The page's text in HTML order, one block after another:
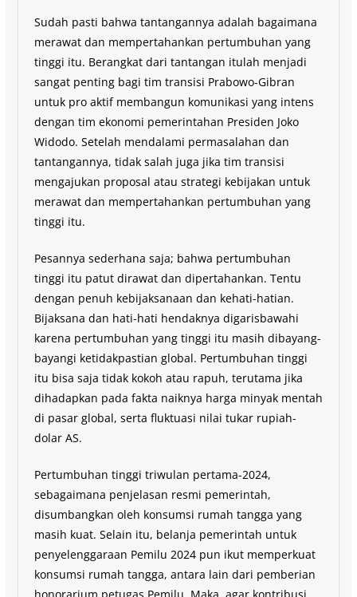
Sudah pasti bahwa tantangannya adalah bagaimana
merawat dan mempertahankan pertumbuhan yang
tinggi itu. Berangkat dari tantangan itulah menjadi
sangat penting bagi tim transisi Prabowo-Gibran
untuk pro aktif membangun komunikasi yang intens
dengan tim ekonomi pemerintahan Presiden Joko
Widodo. Setelah mendalami permasalahan dan
tantangannya, tidak salah juga jika tim transisi
mengajukan proposal atau strategi kebijakan untuk
merawat dan mempertahankan pertumbuhan yang
tinggi itu.
Pesannya sederhana saja; bahwa pertumbuhan
tinggi itu patut dirawat dan dipertahankan. Tentu
dengan penuh kebijaksanaan dan kehati-hatian.
Bijaksana dan hati-hati hendaknya digarisbawahi
karena pertumbuhan yang tinggi itu masih dibayang-
bayangi ketidakpastian global. Pertumbuhan tinggi
itu bisa saja tidak kokoh atau rapuh, terutama jika
dihadapkan pada fakta naiknya harga minyak mentah
di pasar global, serta fluktuasi nilai tukar rupiah-
dolar AS.
Pertumbuhan tinggi triwulan pertama-2024,
sebagaimana penjelasan resmi pemerintah,
disumbangkan oleh konsumsi rumah tangga yang
masih kuat. Selain itu, belanja pemerintah untuk
penyelenggaraan Pemilu 2024 pun ikut memperkuat
konsumsi rumah tangga, antara lain dari pemberian